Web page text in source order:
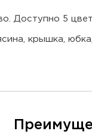
Доступно 5
крышка,